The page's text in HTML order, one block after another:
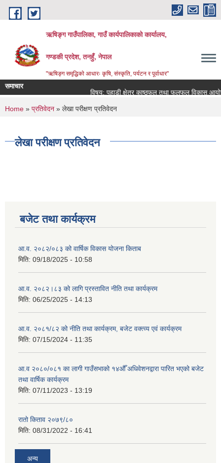
Skip to main content
ऋषिङ्ग गाउँपालिका, गाउँ कार्यपालिकाको कार्यालय,
गण्डकी प्रदेश, तनहुँ, नेपाल
"ऋषिङ्ग समृद्धिको आधारः कृषि, संस्कृति, पर्यटन र पूर्वाधार"
समाचार
विषय: पहाडी क्षेत्र काष्ठफल तथा फलफूल विकास
You are here
Home » प्रतिवेदन » लेखा परीक्षण प्रतिवेदन
लेखा परीक्षण प्रतिवेदन
बजेट तथा कार्यक्रम
आ.व. २०८२/०८३ को वार्षिक विकास योजना किताब
मिति: 09/18/2025 - 10:58
आ.व. २०८२।८३ को लागि प्रस्तावित नीति तथा कार्यक्रम
मिति: 06/25/2025 - 14:13
आ.व. २०८१/८२ को नीति तथा कार्यक्रम, बजेट वक्त्व्य एवं कार्यक्रम
मिति: 07/15/2024 - 11:35
आ.व २०८०/०८१ का लागी गाउँसभाको १४औँ अधिवेशनद्वारा पारित भएको बजेट
तथा वार्षिक कार्यक्रम
मिति: 07/11/2023 - 13:19
रातो किताव २०७९/८०
मिति: 08/31/2022 - 16:41
अन्य